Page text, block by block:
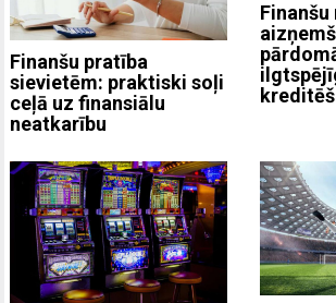
Finanšu pratība
sievietēm: praktiski soļi
ceļā uz finansiālu
neatkarību